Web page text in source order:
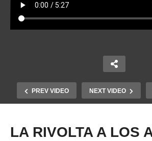
PREV VIDEO NEXT VIDEO
LA RIVOLTA A LOS